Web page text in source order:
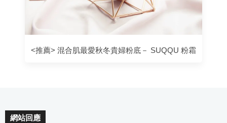
<推薦> 混合肌最愛秋冬貴婦粉底－ SUQQU 粉霜
網站回應